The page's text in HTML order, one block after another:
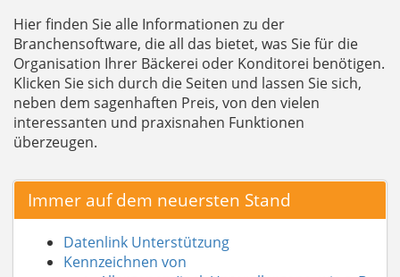
Hier finden Sie alle Informationen zu der
Branchensoftware, die all das bietet, was Sie für die
Organisation Ihrer Bäckerei oder Konditorei benötigen.
Klicken Sie sich durch die Seiten und lassen Sie sich,
neben dem sagenhaften Preis, von den vielen
interessanten und praxisnahen Funktionen
überzeugen.
Immer auf dem neuersten Stand
Datenlink Unterstützung
Kennzeichnen von